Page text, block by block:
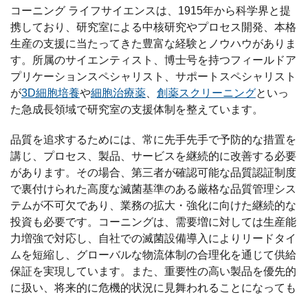
コーニング ライフサイエンスは、1915年から科学界と提
携しており、研究室による中核研究やプロセス開発、本格
生産の支援に当たってきた豊富な経験とノウハウがありま
す。所属のサイエンティスト、博士号を持つフィールドア
プリケーションスペシャリスト、サポートスペシャリスト
が3D細胞培養や細胞治療薬 創薬スクリーニングといっ
た急成長領域で研究室の支援体制を整えています。
品質を追求するためには、常に先手先手で予防的な措置を
講じ、プロセス、製品、サービスを継続的に改善する必要
があります。その場合、第三者が確認可能な品質認証制度
で裏付けられた高度な滅菌基準のある厳格な品質管理シス
テムが不可欠であり、業務の拡大・強化に向けた継続的な
投資も必要です。コーニングは、需要増に対しては生産能
力増強で対応し、自社での滅菌設備導入によりリードタイ
ムを短縮し、グローバルな物流体制の合理化を通じて供給
保証を実現しています。また、重要性の高い製品を優先的
に扱い、将来的に危機的状況に見舞われることになっても